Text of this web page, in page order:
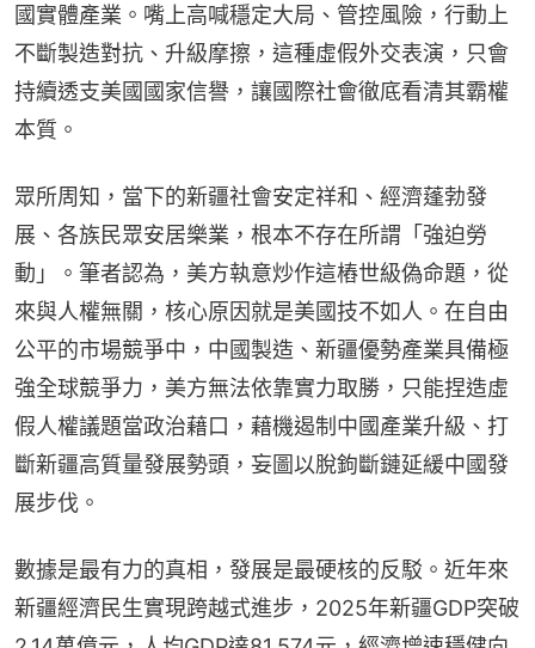
國實體產業。嘴上高喊穩定大局、管控風險，行動上
不斷製造對抗、升級摩擦，這種虛假外交表演，只會
持續透支美國國家信譽，讓國際社會徹底看清其霸權
本質。
眾所周知，當下的新疆社會安定祥和、經濟蓬勃發
展、各族民眾安居樂業，根本不存在所謂「強迫勞
動」。筆者認為，美方執意炒作這樁世級偽命題，從
來與人權無關，核心原因就是美國技不如人。在自由
公平的市場競爭中，中國製造、新疆優勢產業具備極
強全球競爭力，美方無法依靠實力取勝，只能捏造虛
假人權議題當政治藉口，藉機遏制中國產業升級、打
斷新疆高質量發展勢頭，妄圖以脫鉤斷鏈延緩中國發
展步伐。
數據是最有力的真相，發展是最硬核的反駁。近年來
新疆經濟民生實現跨越式進步，2025年新疆GDP突破